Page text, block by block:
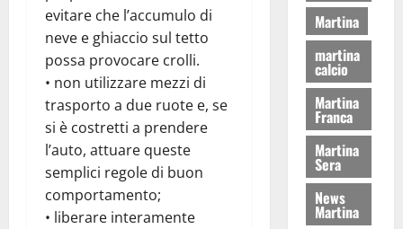
evitare che l’accumulo di
neve e ghiaccio sul tetto
possa provocare crolli.
• non utilizzare mezzi di
trasporto a due ruote e, se
si è costretti a prendere
l’auto, attuare queste
semplici regole di buon
comportamento;
• liberare interamente
Martina
martina
calcio
Martina
Franca
Martina
Sera
News
Martina